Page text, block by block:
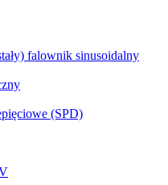
falownik sinusoidalny
(SPD)